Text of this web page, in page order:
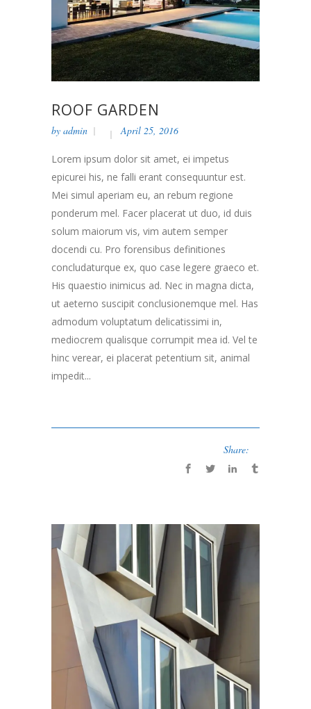
ROOF GARDEN
by admin April 25, 2016
Lorem ipsum dolor sit amet, ei impetus
epicurei his, ne falli erant consequuntur est.
Mei simul aperiam eu, an rebum regione
ponderum mel. Facer placerat ut duo, id duis
solum maiorum vis, vim autem semper
docendi cu. Pro forensibus definitiones
concludaturque ex, quo case legere graeco et.
His quaestio inimicus ad. Nec in magna dicta,
ut aeterno suscipit conclusionemque mel. Has
admodum voluptatum delicatissimi in,
mediocrem qualisque corrumpit mea id. Vel te
hinc verear, ei placerat petentium sit, animal
impedit...
Share: